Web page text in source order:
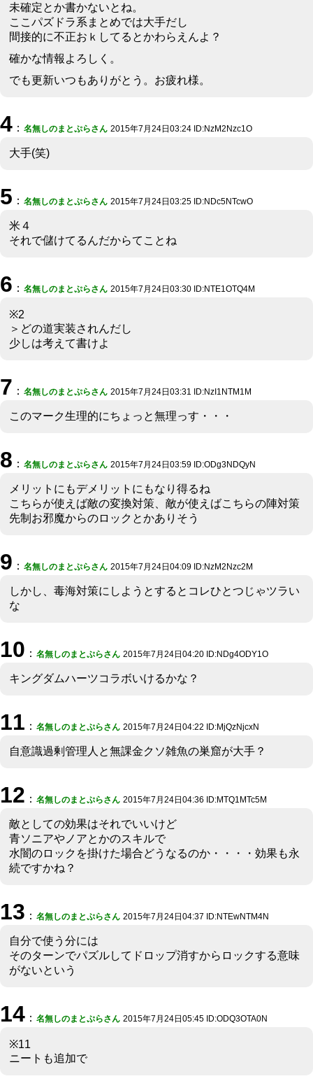
未確定とか書かないとね。
ここパズドラ系まとめでは大手だし
間接的に不正おｋしてるとかわらえんよ？
確かな情報よろしく。
でも更新いつもありがとう。お疲れ様。
4 ： 名無しのまとぷらさん 2015年7月24日03:24 ID:NzM2Nzc1O
大手(笑)
5 ： 名無しのまとぷらさん 2015年7月24日03:25 ID:NDc5NTcwO
米４
それで儲けてるんだからてことね
6 ： 名無しのまとぷらさん 2015年7月24日03:30 ID:NTE1OTQ4M
※2
＞どの道実装されんだし
少しは考えて書けよ
7 ： 名無しのまとぷらさん 2015年7月24日03:31 ID:NzI1NTM1M
このマーク生理的にちょっと無理っす・・・
8 ： 名無しのまとぷらさん 2015年7月24日03:59 ID:ODg3NDQyN
メリットにもデメリットにもなり得るね
こちらが使えば敵の変換対策、敵が使えばこちらの陣対策
先制お邪魔からのロックとかありそう
9 ： 名無しのまとぷらさん 2015年7月24日04:09 ID:NzM2Nzc2M
しかし、毒海対策にしようとするとコレひとつじゃツラい
な
10 ： 名無しのまとぷらさん 2015年7月24日04:20 ID:NDg4ODY1O
キングダムハーツコラボいけるかな？
11 ： 名無しのまとぷらさん 2015年7月24日04:22 ID:MjQzNjcxN
自意識過剰管理人と無課金クソ雑魚の巣窟が大手？
12 ： 名無しのまとぷらさん 2015年7月24日04:36 ID:MTQ1MTc5M
敵としての効果はそれでいいけど
青ソニアやノアとかのスキルで
水闇のロックを掛けた場合どうなるのか・・・・効果も永
続ですかね？
13 ： 名無しのまとぷらさん 2015年7月24日04:37 ID:NTEwNTM4N
自分で使う分には
そのターンでパズルしてドロップ消すからロックする意味
がないという
14 ： 名無しのまとぷらさん 2015年7月24日05:45 ID:ODQ3OTA0N
※11
ニートも追加で